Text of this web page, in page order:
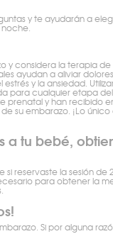
y te ayudarán a
y considera la terapia
ayudan a aliviar
y la ansiedad.
para cualquier etapa
prenatal y han recibido
su embarazo. ¡Lo
a tu bebé,
reservaste la sesión de
para obtener la
Si por alguna